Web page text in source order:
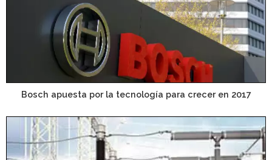
Bosch apuesta por la tecnología para crecer en 2017